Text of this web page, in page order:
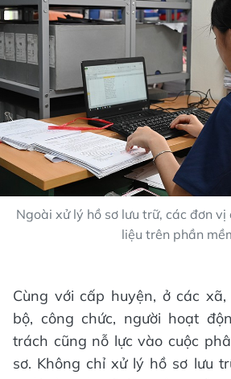
Ngoài xử lý hồ sơ lưu trữ, các đơn
liệu trên phần
Cùng với cấp huyện, ở các
bộ, công chức, người hoạt
trách cũng nỗ lực vào cuộc
sơ. Không chỉ xử lý hồ sơ lưu